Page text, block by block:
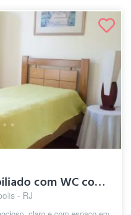
Quarto individual mobiliado com WC compa...
- RJ